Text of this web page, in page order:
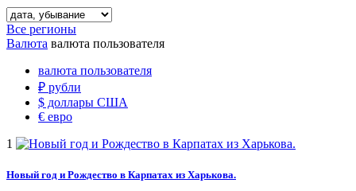
Все регионы
Валюта валюта пользователя
валюта пользователя
₽ рубли
$ доллары США
€ евро
1
Новый год и Рождество в Карпатах из Харькова.